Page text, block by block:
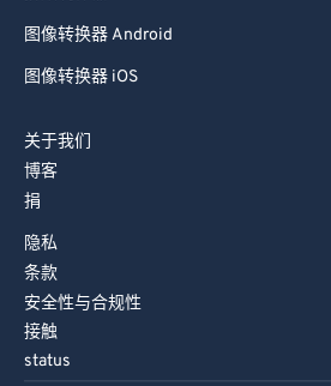
图像转换器 Android
图像转换器 iOS
关于我们
博客
捐
隐私
条款
安全性与合规性
接触
status